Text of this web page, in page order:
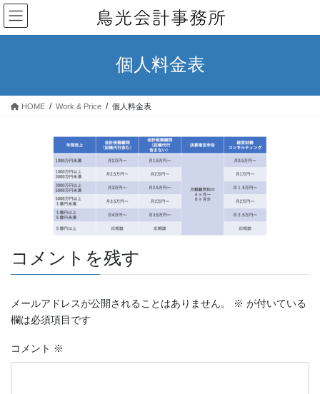
コ
ン
テ
ス
ナ
ビ
ゲ
ン
個人料金表
HOME Work & Price 個人料金表
コメントを残す
メールアドレスが公開されることはありません。 ※ が付いている
欄は必須項目です
コメント ※